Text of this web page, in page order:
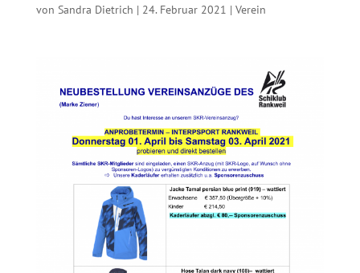
von Sandra Dietrich | 24. Februar 2021 | Verein